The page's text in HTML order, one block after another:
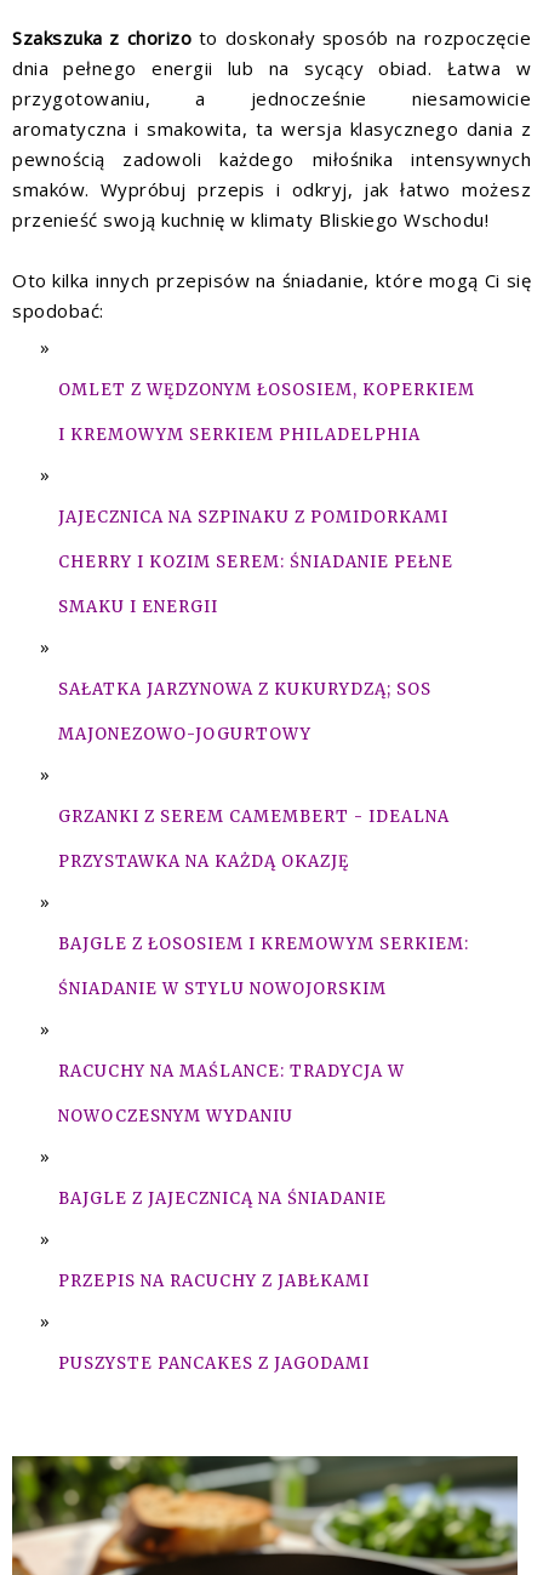
Szakszuka z chorizo to doskonały sposób na rozpoczęcie
dnia pełnego energii lub na sycący obiad. Łatwa w
przygotowaniu, a jednocześnie niesamowicie
aromatyczna i smakowita, ta wersja klasycznego dania z
pewnością zadowoli każdego miłośnika intensywnych
smaków. Wypróbuj przepis i odkryj, jak łatwo możesz
przenieść swoją kuchnię w klimaty Bliskiego Wschodu!
Oto kilka innych przepisów na śniadanie, które mogą Ci się
spodobać:
OMLET Z WĘDZONYM ŁOSOSIEM, KOPERKIEM
I KREMOWYM SERKIEM PHILADELPHIA
JAJECZNICA NA SZPINAKU Z POMIDORKAMI
CHERRY I KOZIM SEREM: ŚNIADANIE PEŁNE
SMAKU I ENERGII
SAŁATKA JARZYNOWA Z KUKURYDZĄ; SOS
MAJONEZOWO-JOGURTOWY
GRZANKI Z SEREM CAMEMBERT - IDEALNA
PRZYSTAWKA NA KAŻDĄ OKAZJĘ
BAJGLE Z ŁOSOSIEM I KREMOWYM SERKIEM:
ŚNIADANIE W STYLU NOWOJORSKIM
RACUCHY NA MAŚLANCE: TRADYCJA W
NOWOCZESNYM WYDANIU
BAJGLE Z JAJECZNICĄ NA ŚNIADANIE
PRZEPIS NA RACUCHY Z JABŁKAMI
PUSZYSTE PANCAKES Z JAGODAMI